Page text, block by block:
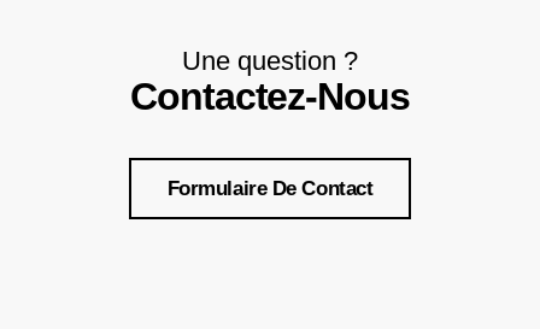
Une question ?
Contactez-Nous
Formulaire De Contact